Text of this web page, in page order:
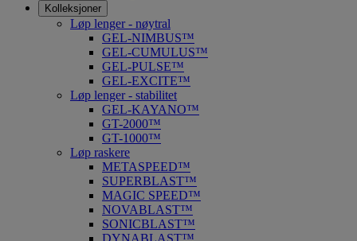
Kolleksjoner
Løp lenger - nøytral
GEL-NIMBUS™
GEL-CUMULUS™
GEL-PULSE™
GEL-EXCITE™
Løp lenger - stabilitet
GEL-KAYANO™
GT-2000™
GT-1000™
Løp raskere
METASPEED™
SUPERBLAST™
MAGIC SPEED™
NOVABLAST™
SONICBLAST™
DYNABLAST™